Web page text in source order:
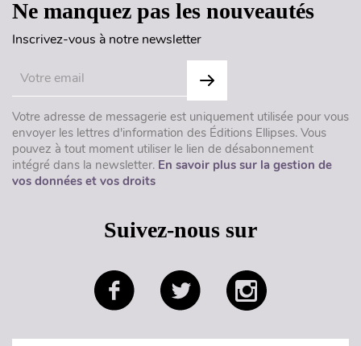
Ne manquez pas les nouveautés
Inscrivez-vous à notre newsletter
Votre adresse de messagerie est uniquement utilisée pour vous
envoyer les lettres d'information des Éditions Ellipses. Vous
pouvez à tout moment utiliser le lien de désabonnement
intégré dans la newsletter. En savoir plus sur la gestion de
vos données et vos droits
Suivez-nous sur